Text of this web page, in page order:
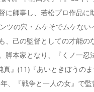
に師事し、若松プロ作品に
ツの穴・ムケそでムケない
、己の監督としての才能の
脚本家となり、『くノ一忍
真』(11)『あいときぼうの
、『戦争と一人の女』で